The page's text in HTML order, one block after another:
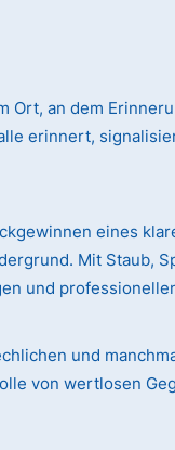
Ort, an dem
erinnert,
eines
Mit Staub,
und
und
von wertlosen